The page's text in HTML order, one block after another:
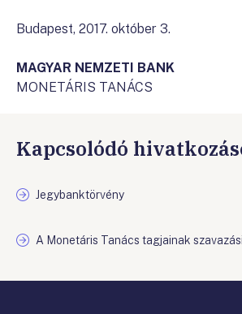
Budapest, 2017. október 3.
MAGYAR NEMZETI BANK
MONETÁRIS TANÁCS
Kapcsolódó
Jegybanktörvény
A Monetáris Tanács tagjainak